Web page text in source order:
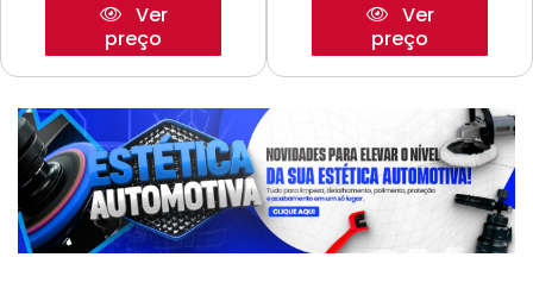
Ver
preço
Ver
preço